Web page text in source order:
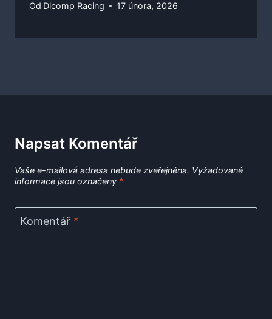
Od Dicomp Racing 17 února, 2026
Napsat Komentář
Vaše e-mailová adresa nebude zveřejněna. Vyžadované
informace jsou označeny *
Komentář *